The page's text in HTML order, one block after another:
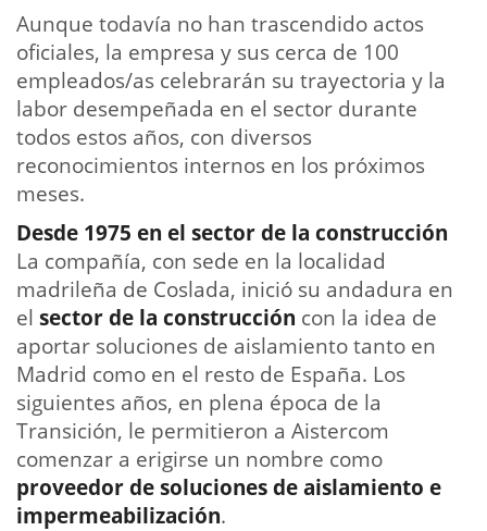
Aunque todavía no han trascendido actos
oficiales, la empresa y sus cerca de 100
empleados/as celebrarán su trayectoria y la
labor desempeñada en el sector durante
todos estos años, con diversos
reconocimientos internos en los próximos
meses.
Desde 1975 en el sector de la construcción
La compañía, con sede en la localidad
madrileña de Coslada, inició su andadura en
el sector de la construcción con la idea de
aportar soluciones de aislamiento tanto en
Madrid como en el resto de España. Los
siguientes años, en plena época de la
Transición, le permitieron a Aistercom
comenzar a erigirse un nombre como
proveedor de soluciones de aislamiento e
impermeabilización.